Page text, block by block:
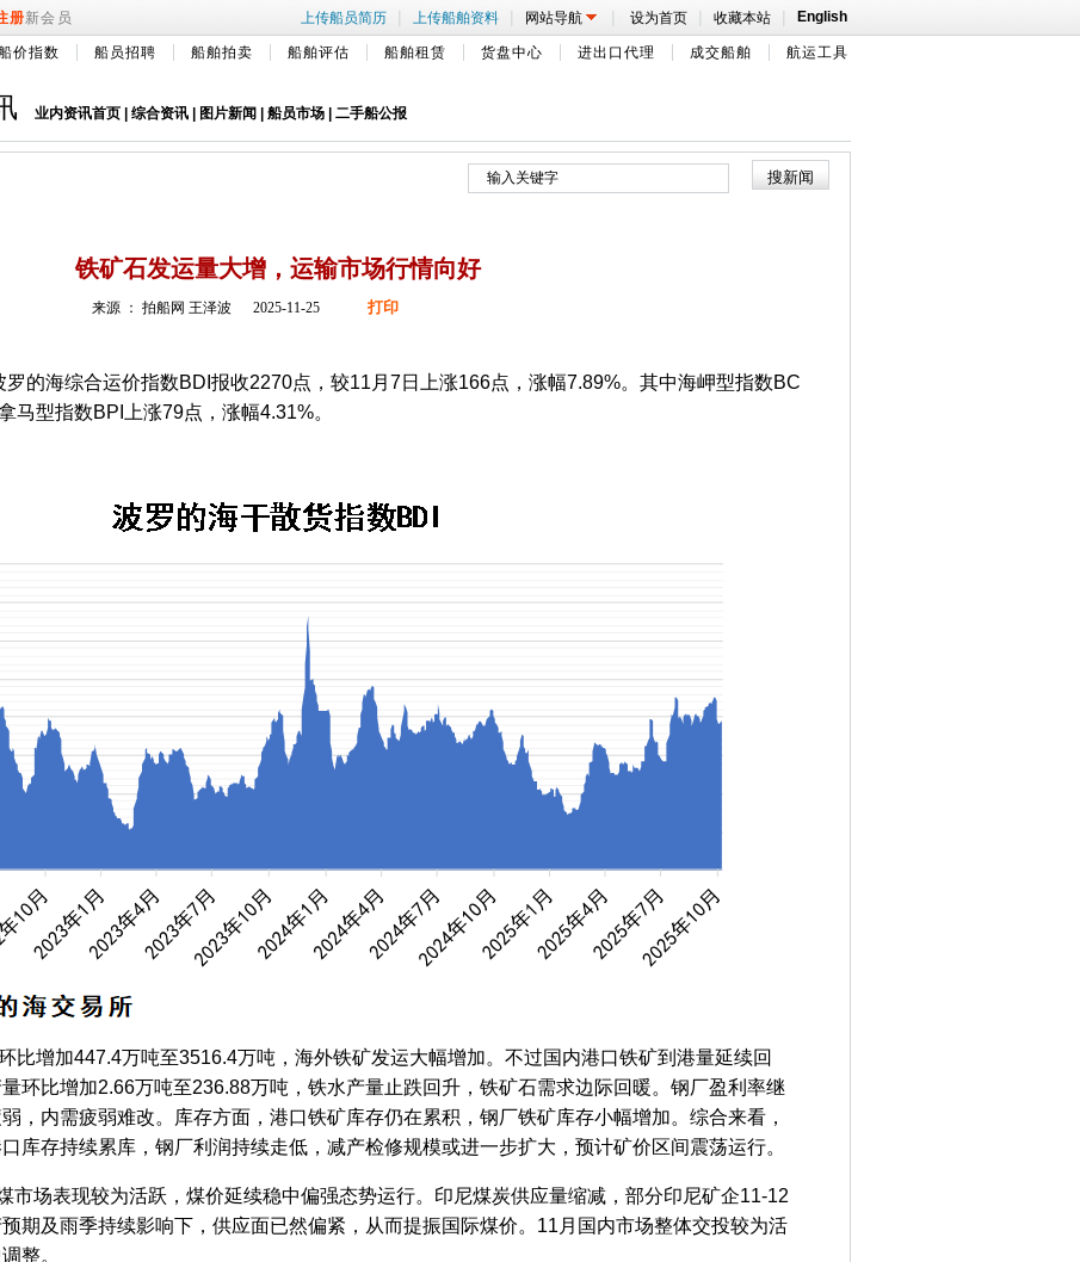
册新会员 上传船员简历 | 上传船舶资料 | 网站导航 | 设为首页 | 收藏本站 | English
价指数 船员招聘 船舶拍卖 船舶评估 船舶租赁 货盘中心 进出口代理 成交船舶 航运工具
业内资讯首页 综合资讯 图片新闻 船员市场 二手船公报
铁矿石发运量大增，运输市场行情向好
来源 ： 拍船网 王泽波 2025-11-25 打印
海综合运价指数BDI报收2270点，较11月7日上涨166点，涨幅7.89%。其中海岬型指数BC
马型指数BPI上涨79点，涨幅4.31%。
增加447.4万吨至3516.4万吨，海外铁矿发运大幅增加。不过国内港口铁矿到港量延续回
环比增加2.66万吨至236.88万吨，铁水产量止跌回升，铁矿石需求边际回暖。钢厂盈利率继
，内需疲弱难改。库存方面，港口铁矿库存仍在累积，钢厂铁矿库存小幅增加。综合来看，
库存持续累库，钢厂利润持续走低，减产检修规模或进一步扩大，预计矿价区间震荡运行。
场表现较为活跃，煤价延续稳中偏强态势运行。印尼煤炭供应量缩减，部分印尼矿企11-12
期及雨季持续影响下，供应面已然偏紧，从而提振国际煤价。11月国内市场整体交投较为活
整。